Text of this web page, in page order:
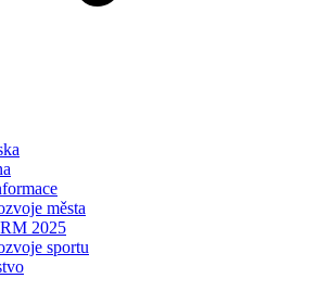
města
2025
sportu